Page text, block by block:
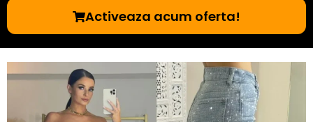
Activeaza acum oferta!